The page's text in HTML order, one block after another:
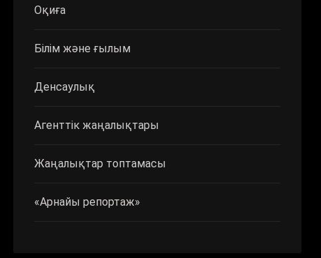
Оқиға
Білім және ғылым
Денсаулық
Агенттік жаңалықтары
Жаңалықтар топтамасы
«Арнайы репортаж»